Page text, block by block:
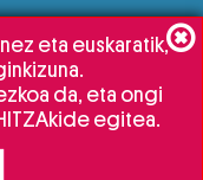
eta euskaratik,
da, eta ongi
egitea.